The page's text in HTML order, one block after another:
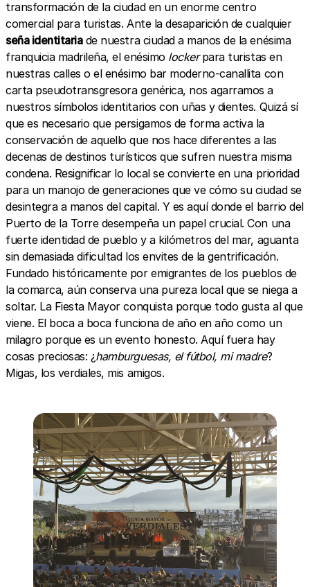
transformación de la ciudad en un enorme centro
comercial para turistas. Ante la desaparición de cualquier
seña identitariade nuestra ciudad a manos de la enésima
franquicia madrileña, el enésimo lockerpara turistas en
nuestras calles o el enésimo bar moderno-canallita con
carta pseudotransgresora genérica, nos agarramos a
nuestros símbolos identitarios con uñas y dientes. Quizá sí
que es necesario que persigamos de forma activa la
conservación de aquello que nos hace diferentes a las
decenas de destinos turísticos que sufren nuestra misma
condena. Resignificar lo local se convierte en una prioridad
para un manojo de generaciones que ve cómo su ciudad se
desintegra a manos del capital. Y es aquí donde el barrio del
Puerto de la Torre desempeña un papel crucial. Con una
fuerte identidad de pueblo y a kilómetros del mar, aguanta
sin demasiada dificultad los envites de la gentrificación.
Fundado históricamente por emigrantes de los pueblos de
la comarca, aún conserva una pureza local que se niega a
soltar. La Fiesta Mayor conquista porque todo gusta al que
viene. El boca a boca funciona de año en año como un
milagro porque es un evento honesto. Aquí fuera hay
cosas preciosas: ¿hamburguesas, el fútbol, mi madre?
Migas, los verdiales, mis amigos.